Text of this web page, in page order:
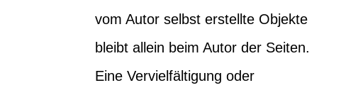
vom Autor selbst erstellte Objekte
bleibt allein beim Autor der Seiten.
Eine Vervielfältigung oder